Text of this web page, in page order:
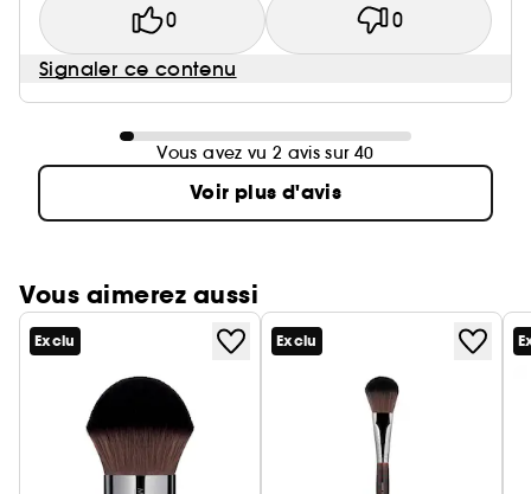
0 0
Signaler ce contenu
Vous avez vu 2 avis sur 40
Voir plus d'avis
Vous aimerez aussi
Exclu Exclu